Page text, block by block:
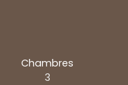
Chambres
3